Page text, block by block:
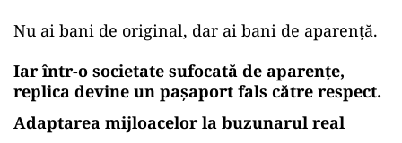
Nu ai bani de original, dar ai bani de aparență.
Iar într-o societate sufocată de aparențe,
replica devine un pașaport fals către respect.
Adaptarea mijloacelor la buzunarul real